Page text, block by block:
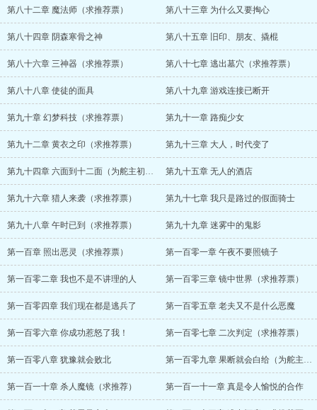
第八十二章 魔法师（求推荐票） 第八十三章 为什么又要掏心
第八十四章 阴森寒骨之神 第八十五章 旧印、朋友、撬棍
第八十六章 三神器（求推荐票） 第八十七章 逃出墓穴（求推荐票）
第八十八章 使徒的面具 第八十九章 游戏连接已断开
第九十章 幻梦科技（求推荐票） 第九十一章 路痴少女
第九十二章 黄衣之印（求推荐票） 第九十三章 大人，时代变了
第九十四章 六面到十二面（为舵主初之殇加更） 第九十五章 无人的酒店
第九十六章 猎人来袭（求推荐票） 第九十七章 我只是路过的假面骑士
第九十八章 午时已到（求推荐票） 第九十九章 迷雾中的鬼影
第一百章 照出恶灵（求推荐票） 第一百零一章 午夜不要照镜子
第一百零二章 我也不是不讲理的人 第一百零三章 镜中世界（求推荐票）
第一百零四章 我们现在都是逃兵了 第一百零五章 老夫又不是什么恶魔
第一百零六章 你成功惹怒了我！ 第一百零七章 二次判定（求推荐票）
第一百零八章 犹豫就会败北 第一百零九章 果断就会白给（为舵主世界吃货奥杜因加更）
第一百一十章 杀人魔镜（求推荐） 第一百一十一章 真是令人愉悦的合作